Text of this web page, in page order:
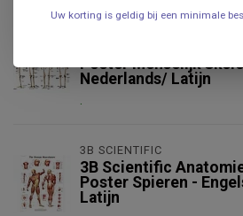
Poster Menselijk
Nederlands/ Latijn
.
3B SCIENTIFIC
3B Scientific
Poster Spieren -
Latijn
Uw korting is geldig bij een minimale